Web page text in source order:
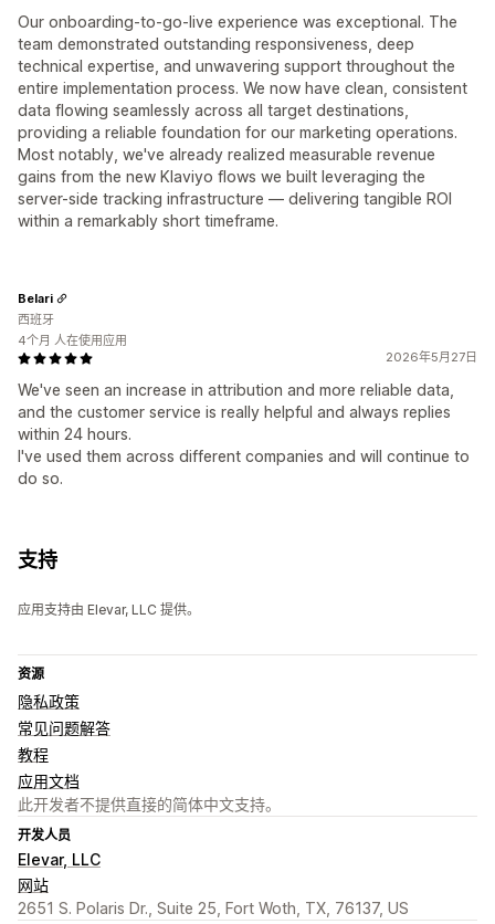
Our onboarding-to-go-live experience was exceptional. The
team demonstrated outstanding responsiveness, deep
technical expertise, and unwavering support throughout the
entire implementation process. We now have clean, consistent
data flowing seamlessly across all target destinations,
providing a reliable foundation for our marketing operations.
Most notably, we've already realized measurable revenue
gains from the new Klaviyo flows we built leveraging the
server-side tracking infrastructure — delivering tangible ROI
within a remarkably short timeframe.
2026年5月27日
We've seen an increase in attribution and more reliable data,
and the customer service is really helpful and always replies
within 24 hours.
I've used them across different companies and will continue to
do so.
Belari
西班牙
4个月 人在使用应用
支持
应用支持由 Elevar, LLC 提供。
资源
隐私政策
常见问题解答
教程
应用文档
此开发者不提供直接的简体中文支持。
开发人员
Elevar, LLC
网站
2651 S. Polaris Dr., Suite 25, Fort Woth, TX, 76137, US